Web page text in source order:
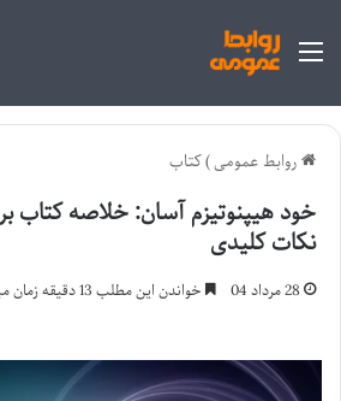
منو
روابط عمومی)کتاب
خود هیپنوتیزم آسان: خلاصه کتاب
نکات کلیدی
28 مرداد 04 خواندن این مطلب 13 دقیقه زمان میبرد